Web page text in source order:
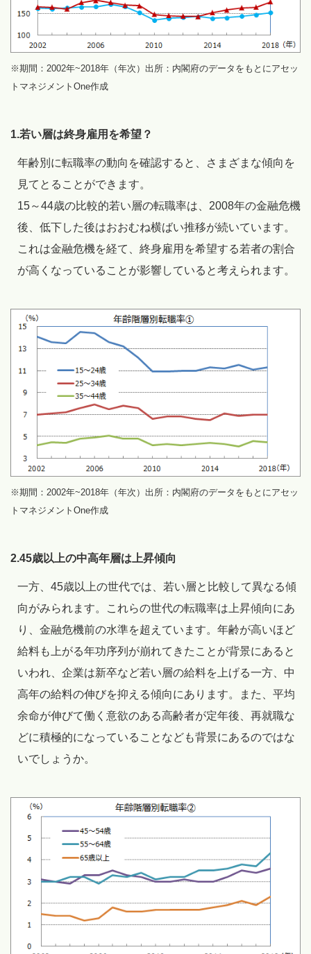
※期間：2002年~2018年（年次）出所：内閣府のデータをもとにアセッ
トマネジメントOne作成
1.若い層は終身雇用を希望？
年齢別に転職率の動向を確認すると、さまざまな傾向を
見てとることができます。
15～44歳の比較的若い層の転職率は、2008年の金融危機
後、低下した後はおおむね横ばい推移が続いています。
これは金融危機を経て、終身雇用を希望する若者の割合
が高くなっていることが影響していると考えられます。
※期間：2002年~2018年（年次）出所：内閣府のデータをもとにアセッ
トマネジメントOne作成
2.45歳以上の中高年層は上昇傾向
一方、45歳以上の世代では、若い層と比較して異なる傾
向がみられます。これらの世代の転職率は上昇傾向にあ
り、金融危機前の水準を超えています。年齢が高いほど
給料も上がる年功序列が崩れてきたことが背景にあると
いわれ、企業は新卒など若い層の給料を上げる一方、中
高年の給料の伸びを抑える傾向にあります。また、平均
余命が伸びて働く意欲のある高齢者が定年後、再就職な
どに積極的になっていることなども背景にあるのではな
いでしょうか。